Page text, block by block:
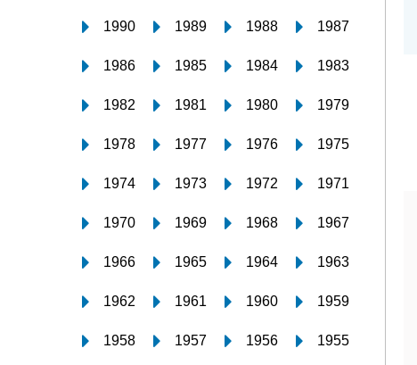
1990 1989 1988 1987
1986 1985 1984 1983
1982 1981 1980 1979
1978 1977 1976 1975
1974 1973 1972 1971
1970 1969 1968 1967
1966 1965 1964 1963
1962 1961 1960 1959
1958 1957 1956 1955